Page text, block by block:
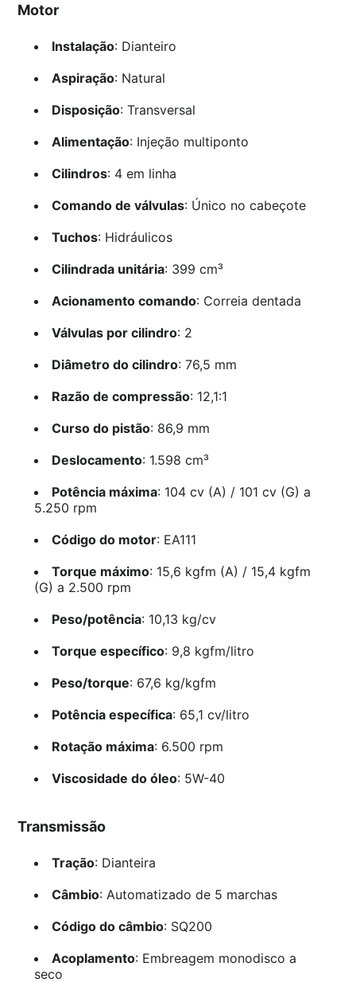
Motor
Instalação: Dianteiro
Aspiração: Natural
Disposição: Transversal
Alimentação: Injeção multiponto
Cilindros: 4 em linha
Comando de válvulas: Único no cabeçote
Tuchos: Hidráulicos
Cilindrada unitária: 399 cm³
Acionamento comando: Correia dentada
Válvulas por cilindro: 2
Diâmetro do cilindro: 76,5 mm
Razão de compressão: 12,1:1
Curso do pistão: 86,9 mm
Deslocamento: 1.598 cm³
Potência máxima: 104 cv (A) / 101 cv (G) a
5.250 rpm
Código do motor: EA111
Torque máximo: 15,6 kgfm (A) / 15,4 kgfm
(G) a 2.500 rpm
Peso/potência: 10,13 kg/cv
Torque específico: 9,8 kgfm/litro
Peso/torque: 67,6 kg/kgfm
Potência específica: 65,1 cv/litro
Rotação máxima: 6.500 rpm
Viscosidade do óleo: 5W-40
Transmissão
Tração: Dianteira
Câmbio: Automatizado de 5 marchas
Código do câmbio: SQ200
Acoplamento: Embreagem monodisco a
seco